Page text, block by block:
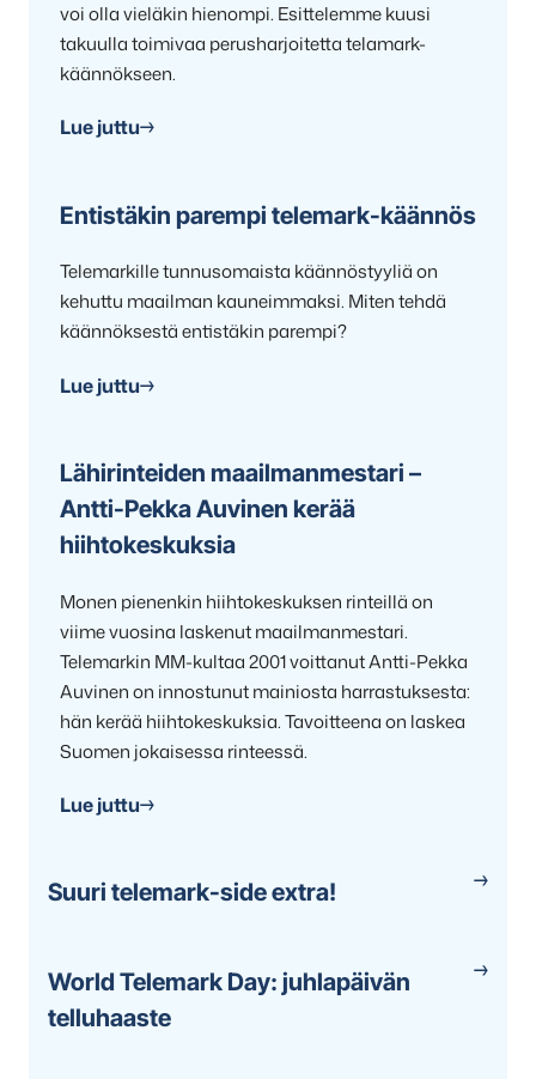
voi olla vieläkin hienompi. Esittelemme kuusi
takuulla toimivaa perusharjoitetta telamark-
käännökseen.
Lue juttu
Entistäkin parempi telemark-käännös
Telemarkille tunnusomaista käännöstyyliä on
kehuttu maailman kauneimmaksi. Miten tehdä
käännöksestä entistäkin parempi?
Lue juttu
Lähirinteiden maailmanmestari –
Antti-Pekka Auvinen kerää
hiihtokeskuksia
Monen pienenkin hiihtokeskuksen rinteillä on
viime vuosina laskenut maailmanmestari.
Telemarkin MM-kultaa 2001 voittanut Antti-Pekka
Auvinen on innostunut mainiosta harrastuksesta:
hän kerää hiihtokeskuksia. Tavoitteena on laskea
Suomen jokaisessa rinteessä.
Lue juttu
Suuri telemark-side extra!
World Telemark Day: juhlapäivän
telluhaaste